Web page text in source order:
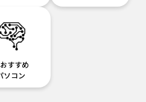
すすめ
ソコン